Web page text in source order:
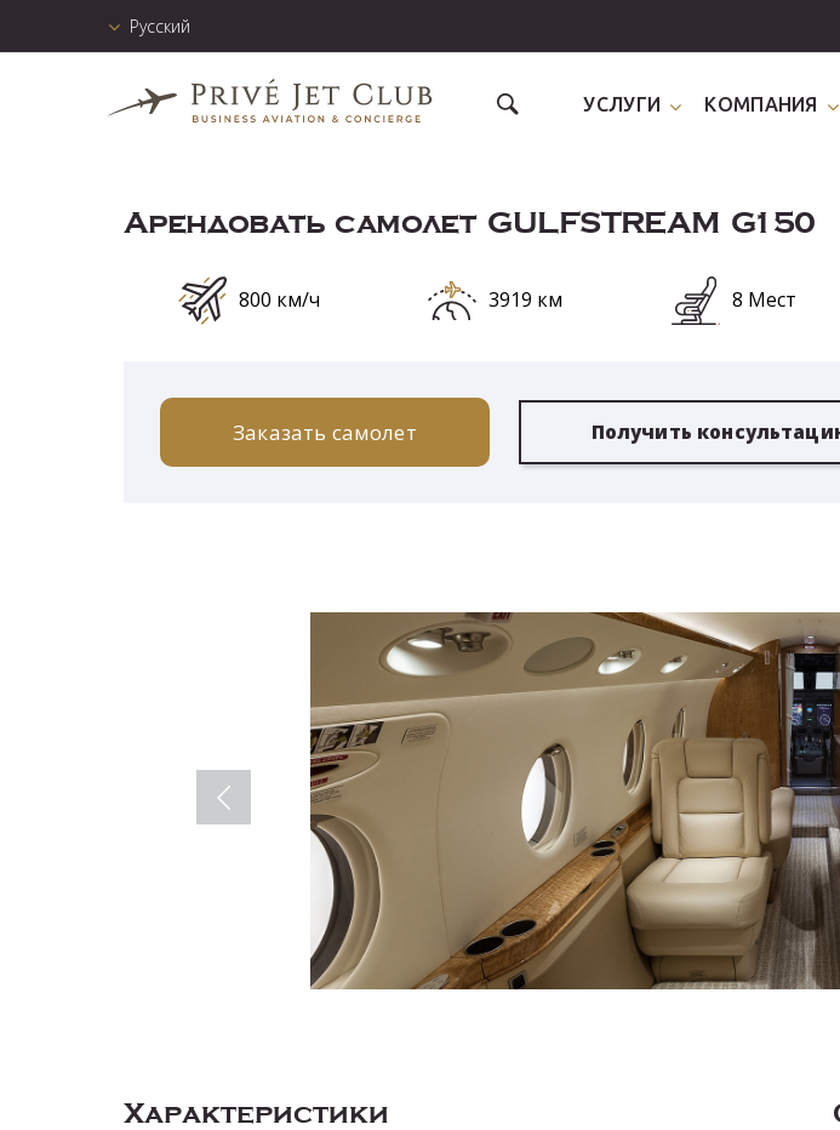
Русский
УСЛУГИ КОМПАНИЯ
Арендовать самолет GULFSTREAM G150
800 км/ч 3919 км 8 Мест
Заказать самолет Получить
Характеристики